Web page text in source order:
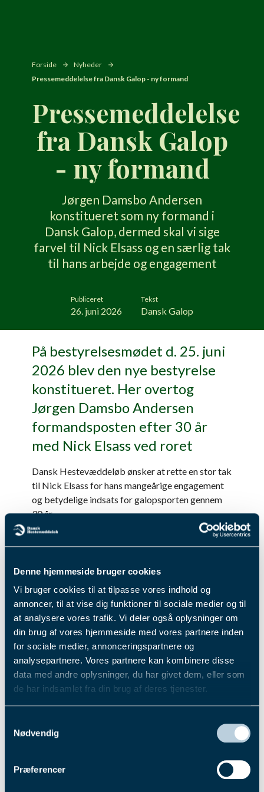
Denne hjemmeside bruger cookies
Vi bruger cookies til at tilpasse vores indhold og
annoncer, til at vise dig funktioner til sociale medier og til
at analysere vores trafik. Vi deler også oplysninger om
din brug af vores hjemmeside med vores partnere inden
for sociale medier, annonceringspartnere og
analysepartnere. Vores partnere kan kombinere disse
data med andre oplysninger, du har givet dem, eller som
de har indsamlet fra din brug af deres tjenester.
personoplysninger i vores privatlivspolitik, som du
Nødvendig
Præferencer
Forside
Nyheder
Pressemeddelelse fra Dansk Galop - ny formand
Pressemeddelelse
fra Dansk Galop
- ny formand
Jørgen Damsbo Andersen
konstitueret som ny formand i
Dansk Galop, dermed skal vi sige
farvel til Nick Elsass og en særlig tak
til hans arbejde og engagement
Publiceret
26. juni 2026
Tekst
Dansk Galop
På bestyrelsesmødet d. 25. juni
2026 blev den nye bestyrelse
konstitueret. Her overtog
Jørgen Damsbo Andersen
formandsposten efter 30 år
med Nick Elsass ved roret
Dansk Hestevæddeløb ønsker at rette en stor tak
til Nick Elsass for hans mangeårige engagement
og betydelige indsats for galopsporten gennem
30 år.
Vi ønsker Nick alt det bedste fremover og byder
til et godt og konstruktivt samarbejde.
Læs den fulde pressemeddelelse fra Dansk Galop
her:
Pressemeddelelse Dansk Galop
Fik du læst...